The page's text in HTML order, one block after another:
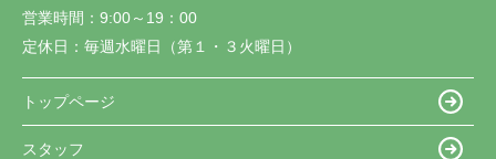
営業時間： 9:00～19：00
定休日： 毎週水曜日（第１・３火曜日）
トップページ
スタッフ